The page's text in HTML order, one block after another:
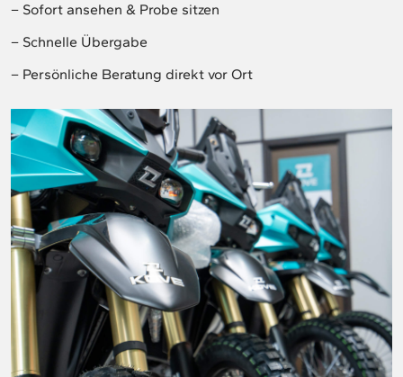
– Sofort ansehen & Probe sitzen
– Schnelle Übergabe
– Persönliche Beratung direkt vor Ort